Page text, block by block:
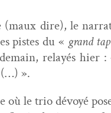
(maux dire), le
pistes du « grand
relayés hier :
».
où le trio dévoyé